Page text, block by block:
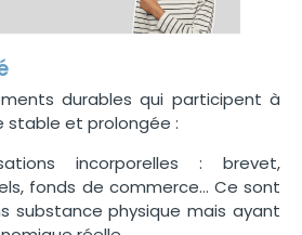
durables qui participent à
stable et prolongée :
incorporelles : brevet,
fonds de commerce… Ce sont
substance physique mais ayant